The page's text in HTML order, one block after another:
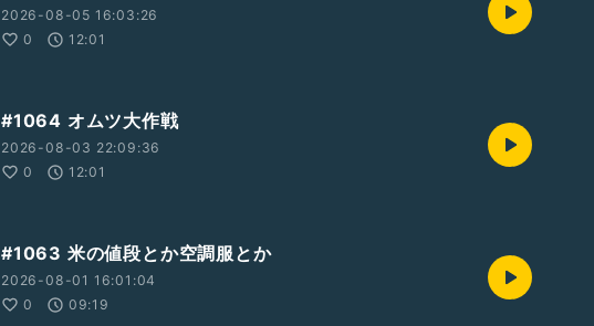
2026-08-05 16:03:26
0
12:01
#1064 オムツ大作戦
2026-08-03 22:09:36
0
12:01
#1063 米の値段とか空調服とか
2026-08-01 16:01:04
0
09:19